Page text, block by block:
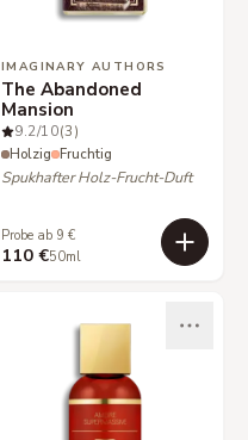
IMAGINARY AUTHORS
The Abandoned
Mansion
9.2/10(3)
Holzig Fruchtig
Spukhafter Holz-Frucht-Duft
Probe ab 9 €
110 €50ml